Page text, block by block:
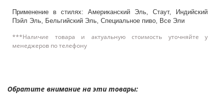
Применение в стилях: Американский Эль, Стаут, Индийский
Пэйл Эль, Бельгийский Эль, Специальное пиво, Все Эли
***Наличие товара и актуальную стоимость уточняйте у
менеджеров по телефону
Обратите внимание на эти товары: